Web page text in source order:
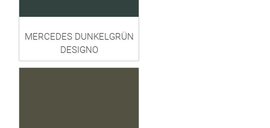
MERCEDES DUNKELGRÜN
DESIGNO